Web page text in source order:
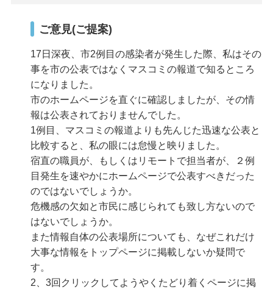
ご意見(ご提案)
17日深夜、市2例目の感染者が発生した際、私はその
事を市の公表ではなくマスコミの報道で知るところ
になりました。
市のホームページを直ぐに確認しましたが、その情
報は公表されておりませんでした。
1例目、マスコミの報道よりも先んじた迅速な公表と
比較すると、私の眼には怠慢と映りました。
宿直の職員が、もしくはリモートで担当者が、２例
目発生を速やかにホームページで公表すべきだった
のではないでしょうか。
危機感の欠如と市民に感じられても致し方ないので
はないでしょうか。
また情報自体の公表場所についても、なぜこれだけ
大事な情報をトップページに掲載しないか疑問で
す。
2、3回クリックしてようやくたどり着くページに掲